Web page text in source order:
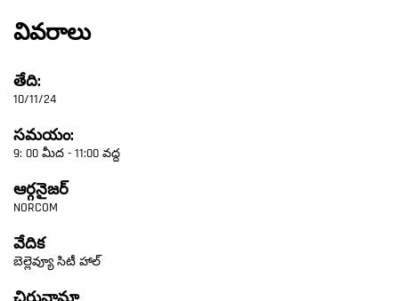
వివరాలు
తేది:
10/11/24
సమయం:
9: 00 మీద - 11:00 వద్ద
ఆర్గనైజర్
NORCOM
వేదిక
బెల్లెవ్యూ సిటీ హాల్